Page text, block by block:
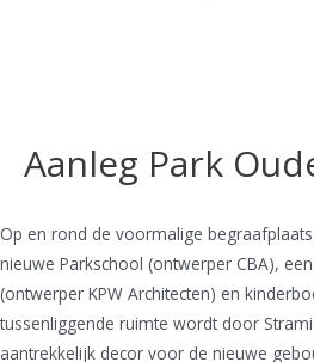
Aanleg Park
Op en rond de voormalige
nieuwe Parkschool (ontwerper CBA),
(ontwerper KPW Architecten) en
tussenliggende ruimte wordt door
aantrekkelijk decor voor de nieuwe